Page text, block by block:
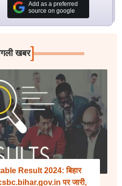
Add as a preferred
source on google
खबर]
Result 2024: बिहार
पर जारी,